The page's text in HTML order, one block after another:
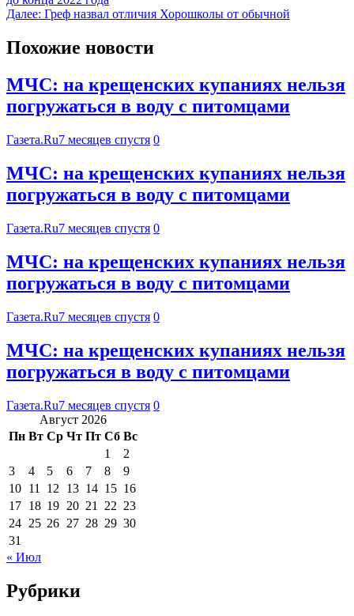
Далее: Греф назвал отличия Хорошколы от обычной
Похожие новости
МЧС: на крещенских купаниях нельзя
погружаться в воду с питомцами
Газета.Ru7 месяцев спустя 0
МЧС: на крещенских купаниях нельзя
погружаться в воду с питомцами
Газета.Ru7 месяцев спустя 0
МЧС: на крещенских купаниях нельзя
погружаться в воду с питомцами
Газета.Ru7 месяцев спустя 0
МЧС: на крещенских купаниях нельзя
погружаться в воду с питомцами
Газета.Ru7 месяцев спустя 0
Август 2026
Пн Вт Ср Чт Пт Сб Вс
1
2
3
4 5 6 7 8
9
10 11 12 13 14 15 16
17 18 19 20 21 22 23
24 25 26 27 28 29 30
31
« Июл
Рубрики